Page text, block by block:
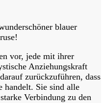
blauer
vor, jede mit ihrer
Anziehungskraft
zurückzuführen, dass
handelt. Sie sind alle
Verbindung zu den